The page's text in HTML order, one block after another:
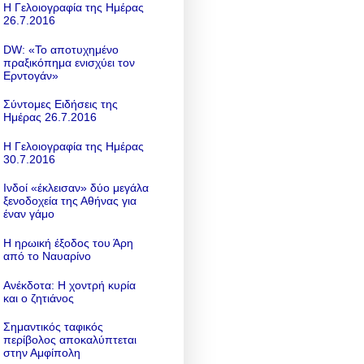
Η Γελοιογραφία της Ημέρας
26.7.2016
DW: «To αποτυχημένο
πραξικόπημα ενισχύει τον
Ερντογάν»
Σύντομες Ειδήσεις της
Ημέρας 26.7.2016
Η Γελοιογραφία της Ημέρας
30.7.2016
Ινδοί «έκλεισαν» δύο μεγάλα
ξενοδοχεία της Αθήνας για
έναν γάμο
Η ηρωική έξοδος του Άρη
από το Ναυαρίνο
Ανέκδοτα: Η χοντρή κυρία
και ο ζητιάνος
Σημαντικός ταφικός
περίβολος αποκαλύπτεται
στην Αμφίπολη